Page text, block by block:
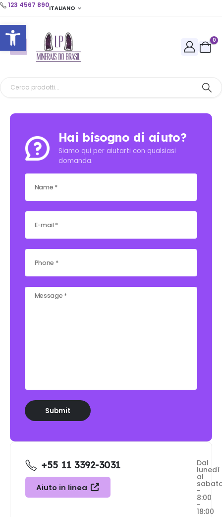
Apri la barra degli strumenti
123 4567 890ITALIANO
0
Hai bisogno di aiuto?
Siamo qui per aiutarti con qualsiasi
domanda.
+55 11 3392-3031
Aiuto in linea
Dal
lunedì
al
-
8:00
-
18:00